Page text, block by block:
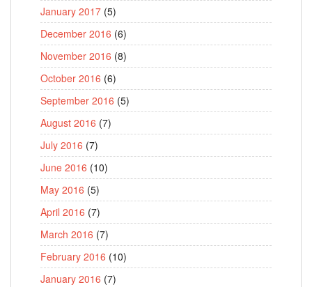
January 2017 (5)
December 2016 (6)
November 2016 (8)
October 2016 (6)
September 2016 (5)
August 2016 (7)
July 2016 (7)
June 2016 (10)
May 2016 (5)
April 2016 (7)
March 2016 (7)
February 2016 (10)
January 2016 (7)